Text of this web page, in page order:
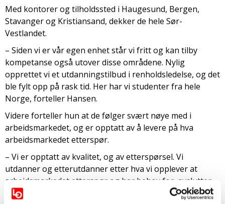
Med kontorer og tilholdssted i Haugesund, Bergen,
Stavanger og Kristiansand, dekker de hele Sør-
Vestlandet.
– Siden vi er vår egen enhet står vi fritt og kan tilby
kompetanse også utover disse områdene. Nylig
opprettet vi et utdanningstilbud i renholdsledelse, og det
ble fylt opp på rask tid. Her har vi studenter fra hele
Norge, forteller Hansen.
Videre forteller hun at de følger svært nøye med i
arbeidsmarkedet, og er opptatt av å levere på hva
arbeidsmarkedet etterspør.
– Vi er opptatt av kvalitet, og av etterspørsel. Vi
utdanner og etterutdanner etter hva vi opplever at
arbeidsmarkedet etterspør og har behov for, avslutter
Hansen.